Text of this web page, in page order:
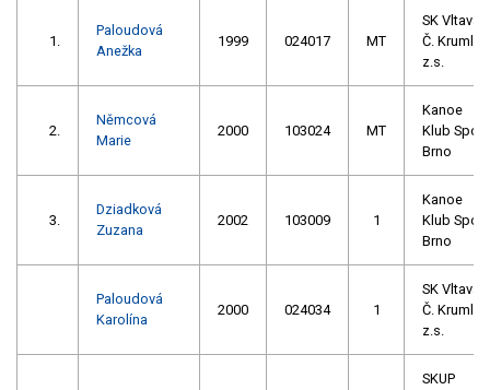
1.
Paloudová
Anežka
1999 024017 MT
SK Vltava
Č. Krumlov
z.s.
2.
Němcová
Marie
2000 103024 MT
Kanoe
Klub Spoj
Brno
3.
Dziadková
Zuzana
2002 103009 1
Kanoe
Klub Spoj
Brno
Paloudová
Karolína
2000 024034 1
SK Vltava
Č. Krumlov
z.s.
SKUP